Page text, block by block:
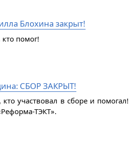
Блохина закрыт!
помог!
СБОР ЗАКРЫТ!
кто участвовал в сборе и
ТЭКТ».